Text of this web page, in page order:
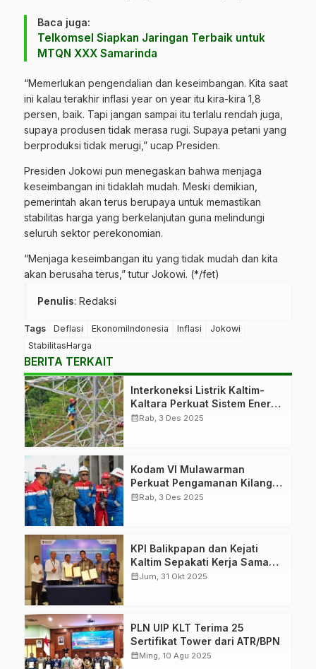
Baca juga:
Telkomsel Siapkan Jaringan Terbaik untuk
MTQN XXX Samarinda
“Memerlukan pengendalian dan keseimbangan. Kita saat
ini kalau terakhir inflasi year on year itu kira-kira 1,8
persen, baik. Tapi jangan sampai itu terlalu rendah juga,
supaya produsen tidak merasa rugi. Supaya petani yang
berproduksi tidak merugi,” ucap Presiden.
Presiden Jokowi pun menegaskan bahwa menjaga
keseimbangan ini tidaklah mudah. Meski demikian,
pemerintah akan terus berupaya untuk memastikan
stabilitas harga yang berkelanjutan guna melindungi
seluruh sektor perekonomian.
“Menjaga keseimbangan itu yang tidak mudah dan kita
akan berusaha terus,” tutur Jokowi. (*/fet)
Penulis: Redaksi
Tags Deflasi EkonomiIndonesia Inflasi
Jokowi
StabilitasHarga
BERITA TERKAIT
Interkoneksi Listrik Kaltim-
Kaltara Perkuat Sistem Energi
Baru
calendar_monthRab, 3 Des 2025
Kodam VI Mulawarman
Perkuat Pengamanan Kilang
Balikpapan
calendar_monthRab, 3 Des 2025
KPI Balikpapan dan Kejati
Kaltim Sepakati Kerja Sama
Hukum
calendar_monthJum, 31 Okt 2025
PLN UIP KLT Terima 25
Sertifikat Tower dari ATR/BPN
calendar_monthMing, 10 Agu 2025